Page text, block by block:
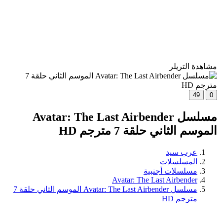
مشاهدة التريلر
0
49
مسلسل Avatar: The Last Airbender
الموسم الثاني حلقة 7 مترجم HD
عرب سيد
المسلسلات
مسلسلات أجنبية
Avatar: The Last Airbender
مسلسل Avatar: The Last Airbender الموسم الثاني حلقة 7
مترجم HD